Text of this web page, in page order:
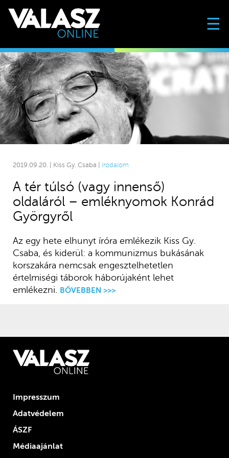
☰
2019.09.20. | Kiss Gy. Csaba | Irodalom
A tér túlsó (vagy innenső)
oldaláról – emléknyomok Konrád
Györgyről
Az egy hete elhunyt íróra emlékezik Kiss Gy.
Csaba, és kiderül: a kommunizmus bukásának
korszakára nemcsak engesztelhetetlen
értelmiségi táborok háborújaként lehet
emlékezni. BŐVEBBEN >>>
Impresszum
Adatvédelem
ÁSZF
Médiaajánlat